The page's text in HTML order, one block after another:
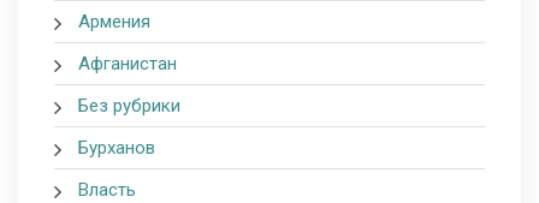
Армения
Афганистан
Без рубрики
Бурханов
Власть